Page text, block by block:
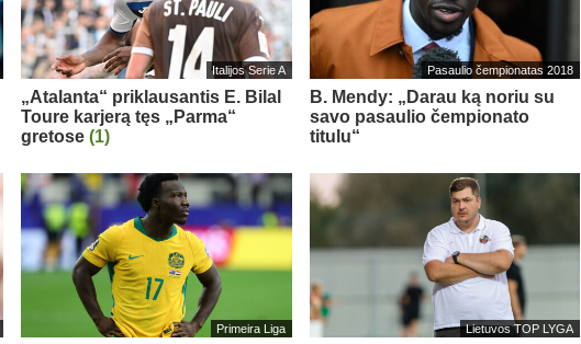
Italijos Serie A
„Atalanta“ priklausantis E. Bilal
Toure karjerą tęs „Parma“
gretose(1)
Pasaulio čempionatas 2018
B. Mendy: „Darau ką noriu su
savo pasaulio čempionato
titulu“
Primeira Liga Lietuvos TOP LYGA